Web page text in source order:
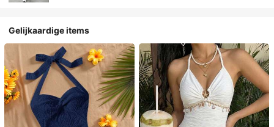
Gelijkaardige items